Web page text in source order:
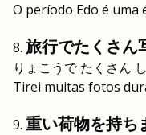
O período Edo é uma
旅行でたくさん
りょこうで たくさん
Tirei muitas fotos
重い荷物を持ち